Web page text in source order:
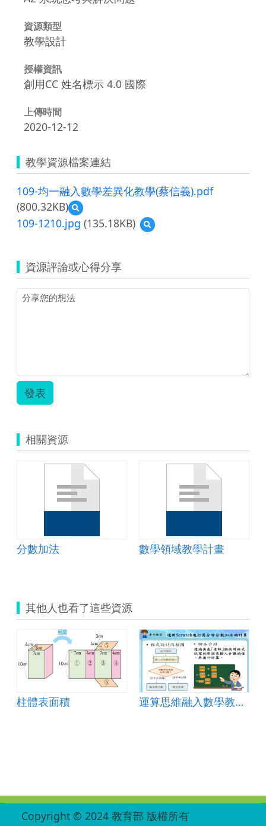
資源類型
教學設計
授權資訊
創用CC 姓名標示 4.0 國際
上傳時間
2020-12-12
教學資源檔案連結
109-均一融入數學差異化教學(蔡信義).pdf
(800.32KB)
預
覽
109-
融
入
數
信
109-1210.jpg (135.18KB)
預
覽
資源評論或心得分享
發表
相關資源
分數加法 數學領域教學計畫
其他人也看了這些資源
柱體表面積 運算思維融入數學教材-異分母分數的加減單元
Copyright © 2024 教育部 版權所有